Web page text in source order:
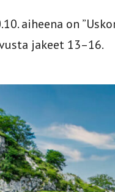
aiheena on
jakeet 13–16.